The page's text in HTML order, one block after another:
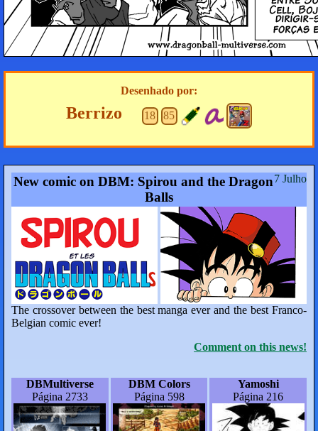
Desenhado por:
Berrizo 18 85
7 Julho
New comic on DBM: Spirou and the Dragon
Balls
The crossover between the best manga ever and the best Franco-
Belgian comic ever!
Comment on this news!
DBMultiverse
Página 2733
DBM Colors
Página 598
Yamoshi
Página 216